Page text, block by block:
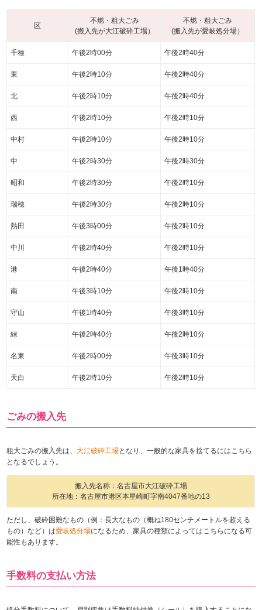
区
不燃・粗大ごみ
(搬入先が大江破砕工場）
不燃・粗大ごみ
(搬入先が愛岐処分場）
千種 午後2時00分 午後2時40分
東 午後2時10分 午後2時40分
北 午後2時10分 午後2時40分
西 午後2時10分 午後2時10分
中村 午後2時10分 午後2時10分
中 午後2時30分 午後2時30分
昭和 午後2時30分 午後2時10分
瑞穂 午後2時30分 午後2時10分
熱田 午後3時00分 午後2時10分
中川 午後2時40分 午後2時10分
港 午後2時40分 午後1時40分
南 午後3時10分 午後2時10分
守山 午後1時40分 午後3時10分
緑 午後2時40分 午後2時10分
名東 午後2時00分 午後3時10分
天白 午後2時10分 午後2時10分
ごみの搬入先
粗大ごみの搬入先は、大江破砕工場となり、一般的な家具を捨てるにはこちら
となるでしょう。
搬入先名称：名古屋市大江破砕工場
所在地：名古屋市港区本星崎町字南4047番地の13
ただし、破砕困難なもの（例：長大なもの（概ね180センチメートルを超える
もの）など）は愛岐処分場になるため、家具の種類によってはこちらになる可
能性もあります。
手数料の支払い方法